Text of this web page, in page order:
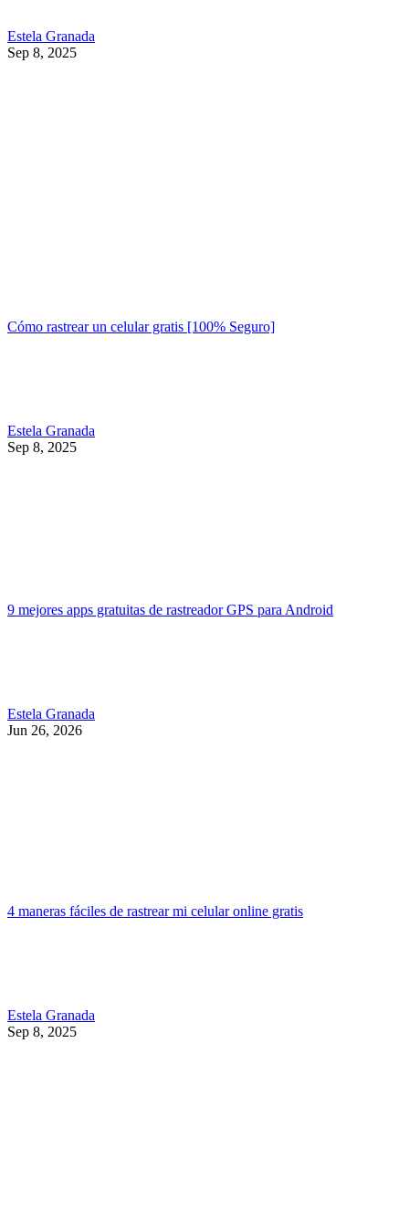
Estela Granada
Sep 8, 2025
Cómo rastrear un celular gratis [100% Seguro]
Estela Granada
Sep 8, 2025
9 mejores apps gratuitas de rastreador GPS para Android
Estela Granada
Jun 26, 2026
4 maneras fáciles de rastrear mi celular online gratis
Estela Granada
Sep 8, 2025